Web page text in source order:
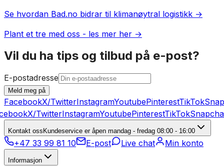
Se hvordan Bad.no bidrar til klimanøytral logistikk →
Plant et tre med oss - les mer her →
Vil du ha tips og tilbud på e-post?
E-postadresse
Meld meg på
FacebookX/TwitterInstagramYoutubePinterestTikTok
X/TwitterInstagramYoutubePinterestTikTokSnapchat
Kontakt oss Kundeservice er åpen mandag - fredag 08:00 - 16:00
+47 33 99 81 10 E-post Live chat Min konto
Informasjon